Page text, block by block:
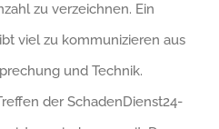
zu verzeichnen. Ein
viel zu kommunizieren aus
und Technik.
der SchadenDienst24-